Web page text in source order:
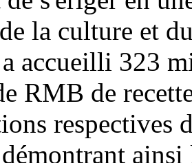
la culture et
accueilli 323
RMB de
respectives
ainsi